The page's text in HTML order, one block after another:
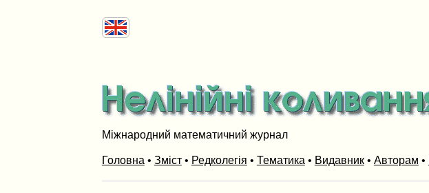
Міжнародний математичний журнал
Головна • Зміст• Редколегія • Тематика • Видавник• Авторам •